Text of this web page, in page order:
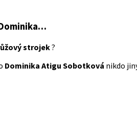
strojek?
Dominika Atigu Sobotková nikdo